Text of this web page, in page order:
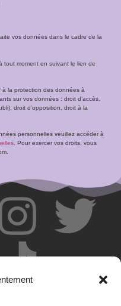
vos données dans le cadre de la
tout moment en suivant le lien de
à la protection des données à
sur vos données : droit d’accès,
droit d’opposition, droit à la
personnelles veuillez accéder à
. Pour exercer vos droits, vous